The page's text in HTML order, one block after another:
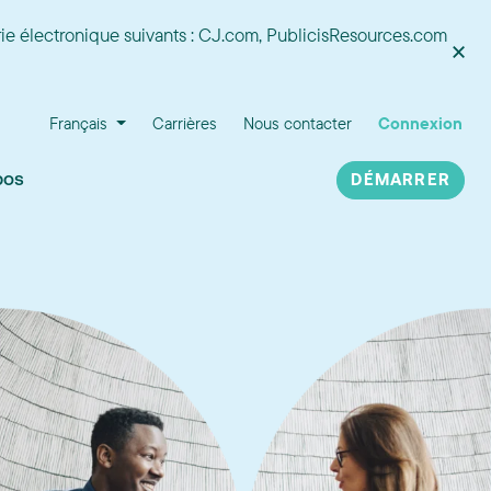
×
électronique suivants : CJ.com, PublicisResources.com
Français Carrières Nous contacter Connexion
DÉMARRER